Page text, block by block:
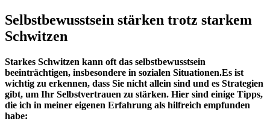
Selbstbewusstsein stärken trotz starkem
⁢Schwitzen
Starkes Schwitzen kann oft das selbstbewusstsein
beeinträchtigen, insbesondere ‍in sozialen⁢ Situationen.Es ist
wichtig ⁣zu erkennen, dass Sie nicht allein sind⁣ und es Strategien
gibt, um Ihr Selbstvertrauen zu stärken. Hier sind ⁢einige Tipps,
die ich in meiner eigenen Erfahrung ‌als hilfreich empfunden
habe: